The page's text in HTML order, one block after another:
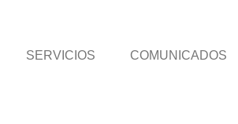
SERVICIOS COMUNICADOS